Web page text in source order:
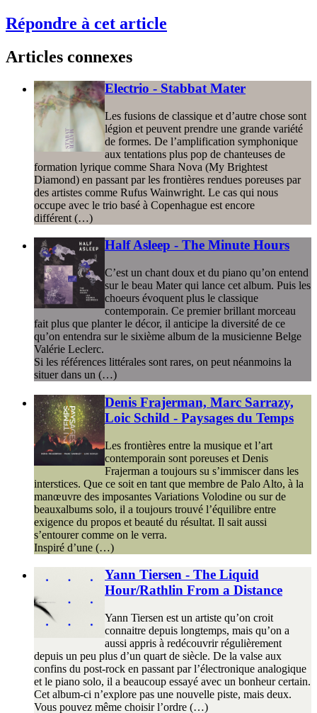
Répondre à cet article
Articles connexes
Electrio - Stabbat Mater
Les fusions de classique et d’autre chose sont
légion et peuvent prendre une grande variété
de formes. De l’amplification symphonique
aux tentations plus pop de chanteuses de
formation lyrique comme Shara Nova (My Brightest
Diamond) en passant par les frontières rendues poreuses par
des artistes comme Rufus Wainwright. Le cas qui nous
occupe avec le trio basé à Copenhague est encore
différent (…)
Half Asleep - The Minute Hours
C’est un chant doux et du piano qu’on entend
sur le beau Mater qui lance cet album. Puis les
choeurs évoquent plus le classique
contemporain. Ce premier brillant morceau
fait plus que planter le décor, il anticipe la diversité de ce
qu’on entendra sur le sixième album de la musicienne Belge
Valérie Leclerc.
Si les références littérales sont rares, on peut néanmoins la
situer dans un (…)
Denis Frajerman, Marc Sarrazy,
Loic Schild - Paysages du Temps
Les frontières entre la musique et l’art
contemporain sont poreuses et Denis
Frajerman a toujours su s’immiscer dans les
interstices. Que ce soit en tant que membre de Palo Alto, à la
manœuvre des imposantes Variations Volodine ou sur de
beauxalbums solo, il a toujours trouvé l’équilibre entre
exigence du propos et beauté du résultat. Il sait aussi
s’entourer comme on le verra.
Inspiré d’une (…)
Yann Tiersen - The Liquid
Hour/Rathlin From a Distance
Yann Tiersen est un artiste qu’on croit
connaitre depuis longtemps, mais qu’on a
aussi appris à redécouvrir régulièrement
depuis un peu plus d’un quart de siècle. De la valse aux
confins du post-rock en passant par l’électronique analogique
et le piano solo, il a beaucoup essayé avec un bonheur certain.
Cet album-ci n’explore pas une nouvelle piste, mais deux.
Vous pouvez même choisir l’ordre (…)